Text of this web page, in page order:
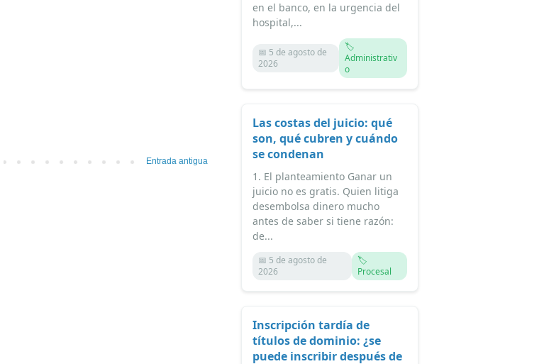
Entrada antigua
en el banco, en la urgencia del
hospital,...
📅 5 de agosto de
2026
🏷️
Administrativ
o
Las costas del juicio: qué
son, qué cubren y cuándo
se condenan
1. El planteamiento Ganar un
juicio no es gratis. Quien litiga
desembolsa dinero mucho
antes de saber si tiene razón:
de...
📅 5 de agosto de
2026
🏷️
Procesal
Inscripción tardía de
títulos de dominio: ¿se
puede inscribir después de